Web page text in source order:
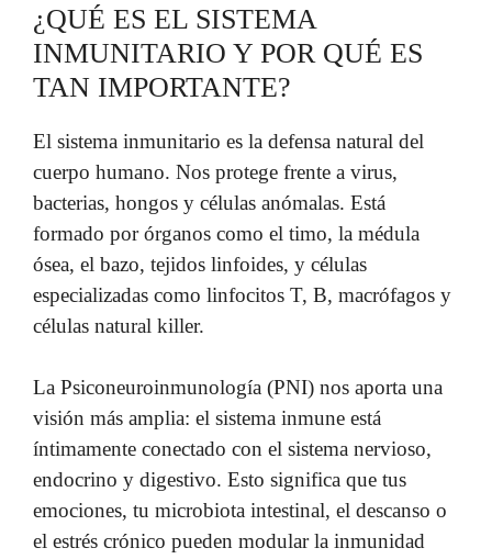
¿QUÉ ES EL SISTEMA
INMUNITARIO Y POR QUÉ ES
TAN IMPORTANTE?
El sistema inmunitario es la defensa natural del
cuerpo humano. Nos protege frente a virus,
bacterias, hongos y células anómalas. Está
formado por órganos como el timo, la médula
ósea, el bazo, tejidos linfoides, y células
especializadas como linfocitos T, B, macrófagos y
células natural killer.
La Psiconeuroinmunología (PNI) nos aporta una
visión más amplia: el sistema inmune está
íntimamente conectado con el sistema nervioso,
endocrino y digestivo. Esto significa que tus
emociones, tu microbiota intestinal, el descanso o
el estrés crónico pueden modular la inmunidad